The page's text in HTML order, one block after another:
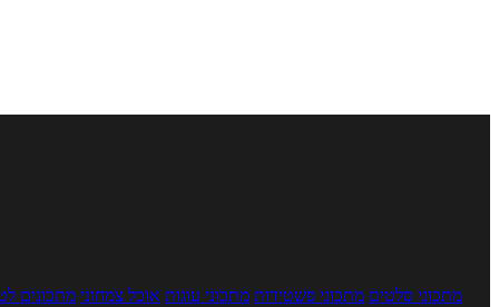
מתכוני סלטים מתכוני פשטידות מתכוני עוגות אוכל צמחוני מתכונים